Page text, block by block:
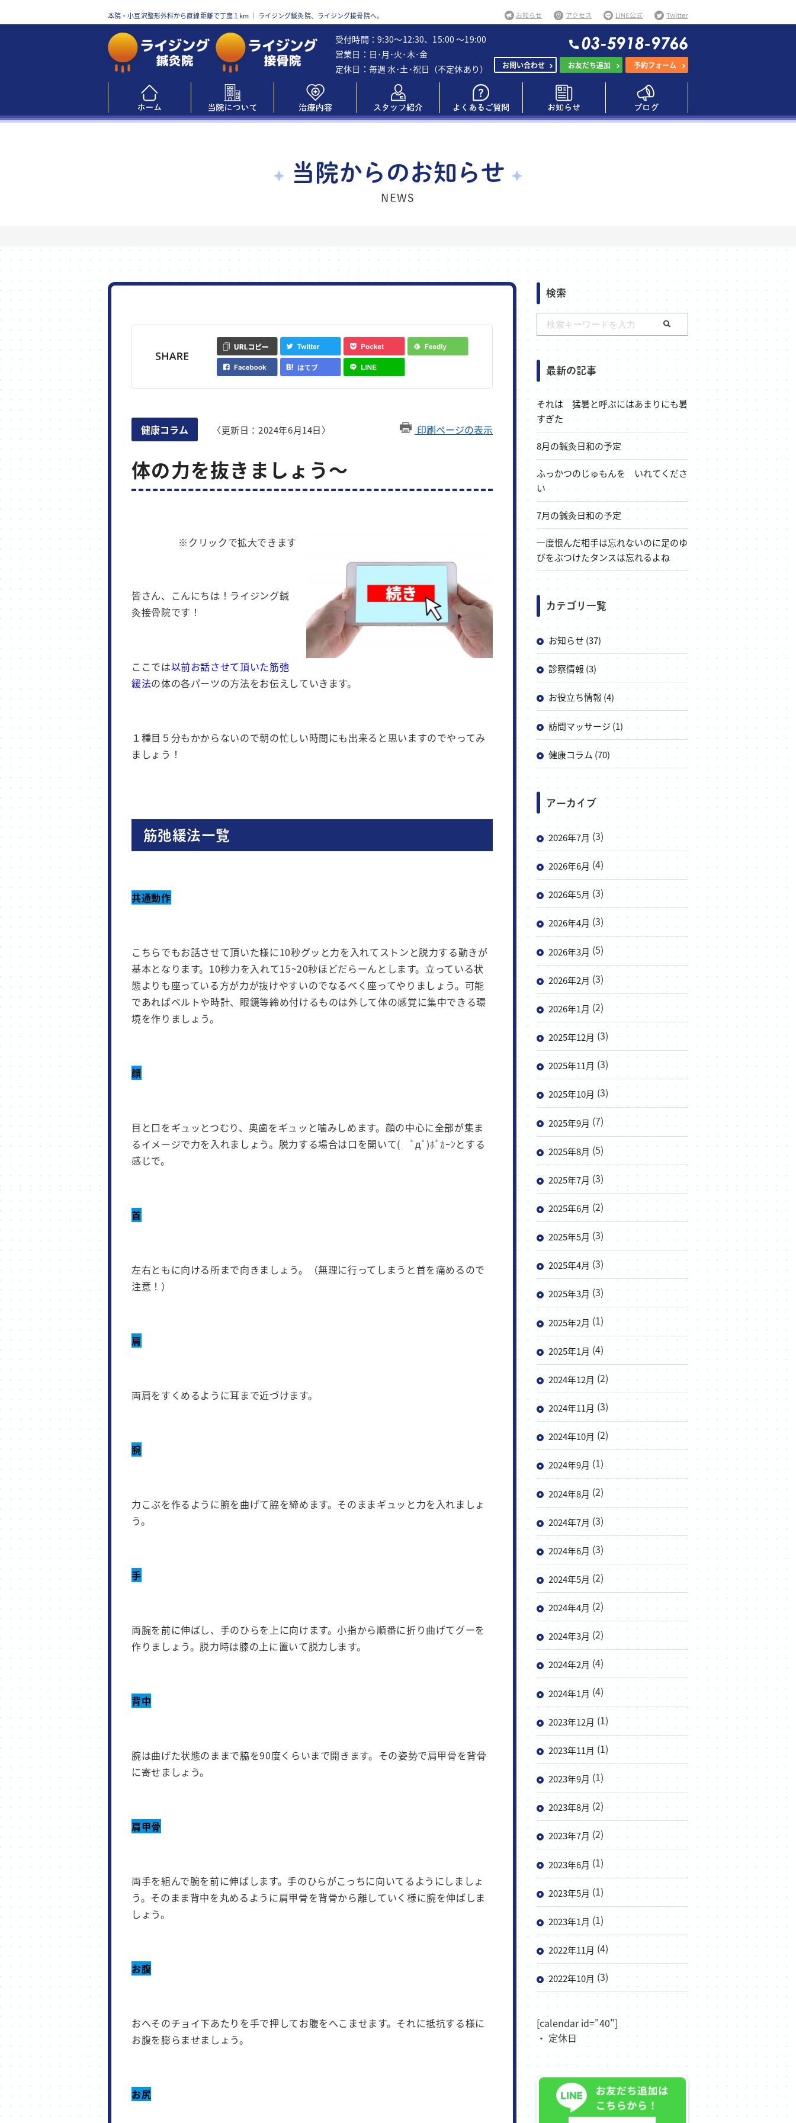
本院・小豆沢整形外科から直線距離で丁度１km ｜ ライジング鍼灸院、ライジング接骨院へ。
受付時間：9:30～12:30、15:00 ～19:00
営業日：日･月･火･木･金
定休日：毎週 水･土･祝日（不定休あり）
お問い合わせ お友だち追加 予約フォーム
当院からのお知らせ
NEWS
健康コラム 〈更新日：2024年6月14日〉 印刷ページの表示
体の力を抜きましょう～
皆さん、こんにちは！ライジング鍼
灸接骨院です！
ここでは以前お話させて頂いた筋弛
緩法の体の各パーツの方法をお伝えしていきます。
１種目５分もかからないので朝の忙しい時間にも出来ると思いますのでやってみ
ましょう！
筋弛緩法一覧
共通動作
こちらでもお話させて頂いた様に10秒グッと力を入れてストンと脱力する動きが
基本となります。10秒力を入れて15~20秒ほどだらーんとします。立っている状
態よりも座っている方が力が抜けやすいのでなるべく座ってやりましょう。可能
であればベルトや時計、眼鏡等締め付けるものは外して体の感覚に集中できる環
境を作りましょう。
顔
目と口をギュッとつむり、奥歯をギュッと噛みしめます。顔の中心に全部が集ま
るイメージで力を入れましょう。脱力する場合は口を開いて( ﾟдﾟ)ﾎﾟｶｰﾝとする
感じで。
首
左右ともに向ける所まで向きましょう。（無理に行ってしまうと首を痛めるので
注意！）
肩
両肩をすくめるように耳まで近づけます。
腕
力こぶを作るように腕を曲げて脇を締めます。そのままギュッと力を入れましょ
う。
手
両腕を前に伸ばし、手のひらを上に向けます。小指から順番に折り曲げてグーを
作りましょう。脱力時は膝の上に置いて脱力します。
背中
腕は曲げた状態のままで脇を90度くらいまで開きます。その姿勢で肩甲骨を背骨
に寄せましょう。
肩甲骨
両手を組んで腕を前に伸ばします。手のひらがこっちに向いてるようにしましょ
う。そのまま背中を丸めるように肩甲骨を背骨から離していく様に腕を伸ばしま
しょう。
お腹
おへそのチョイ下あたりを手で押してお腹をへこませます。それに抵抗する様に
お腹を膨らませましょう。
お尻
検索
最新の記事
それは 猛暑と呼ぶにはあまりにも暑
すぎた
8月の鍼灸日和の予定
ふっかつのじゅもんを いれてくださ
い
7月の鍼灸日和の予定
一度恨んだ相手は忘れないのに足のゆ
びをぶつけたタンスは忘れるよね
カテゴリ一覧
お知らせ (37)
診察情報 (3)
お役立ち情報 (4)
訪問マッサージ (1)
健康コラム (70)
アーカイブ
2026年7月 (3)
2026年6月 (4)
2026年5月 (3)
2026年4月 (3)
2026年3月 (5)
2026年2月 (3)
2026年1月 (2)
2025年12月 (3)
2025年11月 (3)
2025年10月 (3)
2025年9月 (7)
2025年8月 (5)
2025年7月 (3)
2025年6月 (2)
2025年5月 (3)
2025年4月 (3)
2025年3月 (3)
2025年2月 (1)
2025年1月 (4)
2024年12月 (2)
2024年11月 (3)
2024年10月 (2)
2024年9月 (1)
2024年8月 (2)
2024年7月 (3)
2024年6月 (3)
2024年5月 (2)
2024年4月 (2)
2024年3月 (2)
2024年2月 (4)
2024年1月 (4)
2023年12月 (1)
2023年11月 (1)
2023年9月 (1)
2023年8月 (2)
2023年7月 (2)
2023年6月 (1)
2023年5月 (1)
2023年1月 (1)
2022年11月 (4)
2022年10月 (3)
[calendar id="40"]
・ 定休日